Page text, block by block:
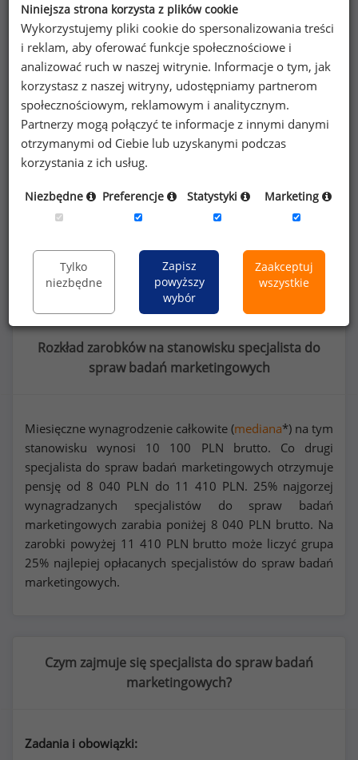
Poszukujesz szczegółowych danych o
wynagrodzeniachspecjalistów do spraw
badań marketingowychlub na innych
stanowiskach?
Dowiedz się więcej
Wykorzystaj kod
Rozkład zarobków na stanowisku specjalista do
spraw badań marketingowych
Miesięczne wynagrodzenie całkowite (mediana*) na tym
stanowisku wynosi 10 100 PLN brutto. Co drugi
specjalista do spraw badań marketingowych otrzymuje
pensję od 8 040 PLN do 11 410 PLN. 25% najgorzej
wynagradzanych specjalistów do spraw badań
marketingowych zarabia poniżej 8 040 PLN brutto. Na
zarobki powyżej 11 410 PLN brutto może liczyć grupa
25% najlepiej opłacanych specjalistów do spraw badań
marketingowych.
Czym zajmuje się specjalista do spraw badań
marketingowych?
Zadania i obowiązki:
Niniejsza strona korzysta z plików cookie
Wykorzystujemy pliki cookie do spersonalizowania treści
i reklam, aby oferować funkcje społecznościowe i
analizować ruch w naszej witrynie. Informacje o tym, jak
korzystasz z naszej witryny, udostępniamy partnerom
społecznościowym, reklamowym i analitycznym.
Partnerzy mogą połączyć te informacje z innymi danymi
otrzymanymi od Ciebie lub uzyskanymi podczas
korzystania z ich usług.
Niezbędne Preferencje Statystyki Marketing
Tylko
niezbędne
Zapisz
powyższy
wybór
Zaakceptuj
wszystkie